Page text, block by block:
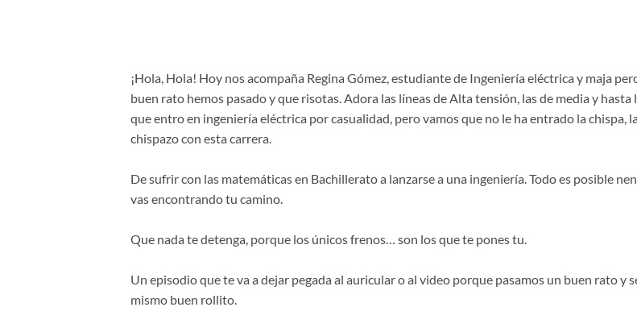
¡Hola, Hola! Hoy nos acompaña Regina Gómez, estudiante de Ingeniería eléctrica y maja
buen rato hemos pasado y que risotas. Adora las líneas de Alta tensión, las de media y hasta
que entro en ingeniería eléctrica por casualidad, pero vamos que no le ha entrado la chispa,
chispazo con esta carrera.
De sufrir con las matemáticas en Bachillerato a lanzarse a una ingeniería. Todo es posible
vas encontrando tu camino.
Que nada te detenga, porque los únicos frenos… son los que te pones tu.
Un episodio que te va a dejar pegada al auricular o al video porque pasamos un buen rato y
mismo buen rollito.